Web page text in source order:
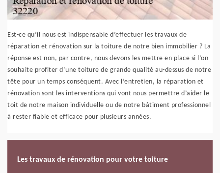
Est-ce qu’il nous est indispensable d’effectuer les travaux de
réparation et rénovation sur la toiture de notre bien immobilier ? La
réponse est non, par contre, nous devons les mettre en place si l’on
souhaite profiter d’une toiture de grande qualité au-dessus de notre
tête pour un temps conséquent. Avec l’entretien, la réparation et
rénovation sont les interventions qui vont nous permettre d’aider le
toit de notre maison individuelle ou de notre bâtiment professionnel
à rester fiable et efficace pour plusieurs années.
Les travaux de rénovation pour votre toiture